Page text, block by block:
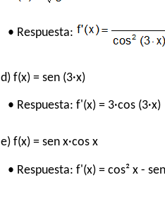
• Respuesta:
d) f(x) = sen (3·x)
• Respuesta: f'(x) = 3·cos (3·x)
e) f(x) = sen x·cos x
• Respuesta: f'(x) = cos² x -